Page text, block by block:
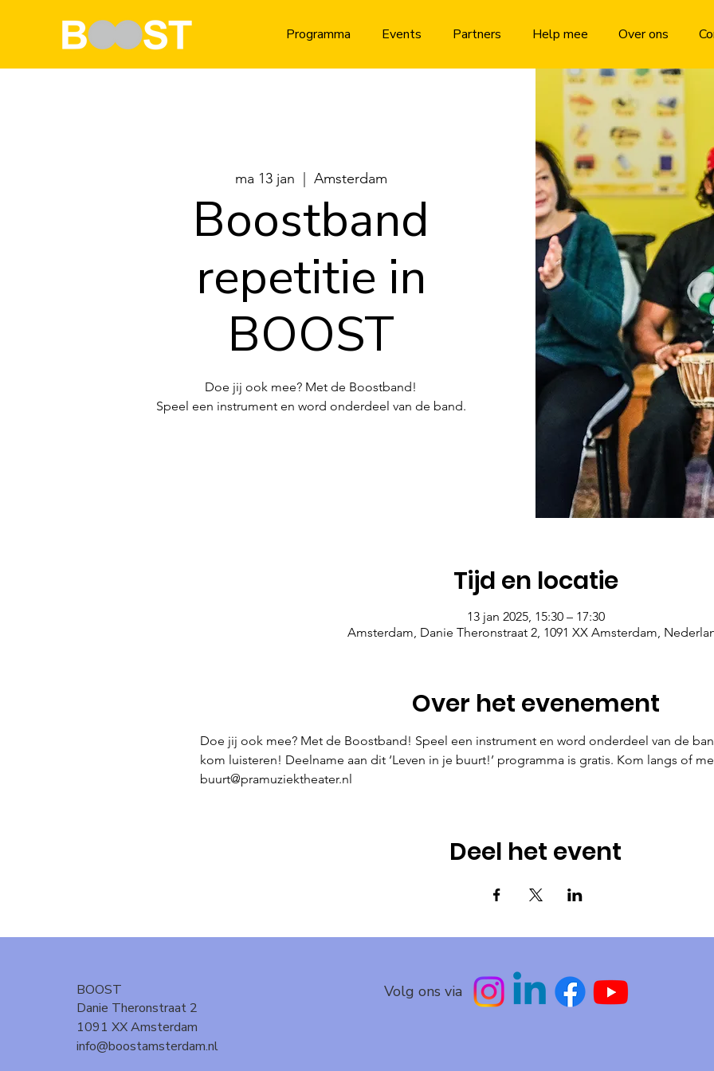
Programma Events Partners Help mee Over ons
ma 13 jan Amsterdam
Boostband
repetitie in
BOOST
Doe jij ook mee? Met de Boostband!
Speel een instrument en word onderdeel van de band.
Tijd en locatie
13 jan 2025, 15:30 – 17:30
Amsterdam, Danie Theronstraat 2, 1091 XX Amsterdam,
Over het evenement
Doe jij ook mee? Met de Boostband! Speel een instrument en word onderdeel van de
kom luisteren! Deelname aan dit ‘Leven in je buurt!’ programma is gratis. Kom langs of
buurt@pramuziektheater.nl
Deel het event
BOOST
Danie Theronstraat 2
1091 XX Amsterdam
info@boostamsterdam.nl
Volg ons via